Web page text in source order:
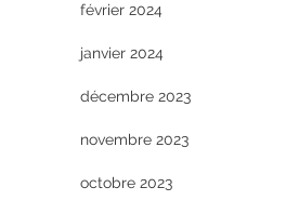
février 2024
janvier 2024
décembre 2023
novembre 2023
octobre 2023